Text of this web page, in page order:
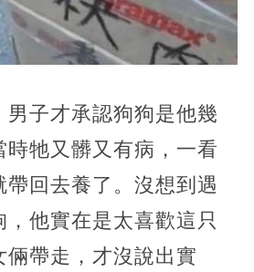
男子才承認狗狗是他幾
時牠又髒又有病，一看
回去養了。沒想到遇
他實在是太喜歡這只
倆帶走，才沒說出實